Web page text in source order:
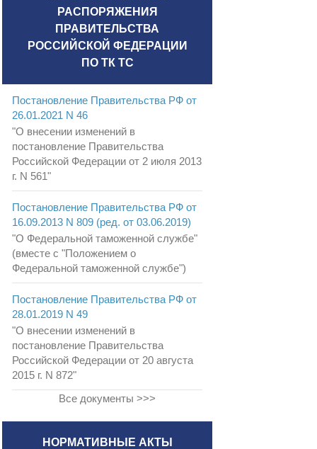
РАСПОРЯЖЕНИЯ
ПРАВИТЕЛЬСТВА
РОССИЙСКОЙ ФЕДЕРАЦИИ
ПО ТК ТС
Постановление Правительства РФ от
26.01.2021 N 46
"О внесении изменений в
постановление Правительства
Российской Федерации от 2 июля 2013
г. N 561"
Постановление Правительства РФ от
16.09.2013 N 809 (ред. от 03.06.2019)
"О Федеральной таможенной службе"
(вместе с "Положением о
Федеральной таможенной службе")
Постановление Правительства РФ от
28.01.2019 N 49
"О внесении изменений в
постановление Правительства
Российской Федерации от 20 августа
2015 г. N 872"
Все документы >>>
НОРМАТИВНЫЕ АКТЫ